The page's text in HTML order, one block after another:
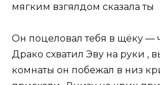
мягким взгялдом сказала ты
Он поцеловал тебя в щёку —
Драко схватил Эву на руки ,
комнаты он побежал в низ